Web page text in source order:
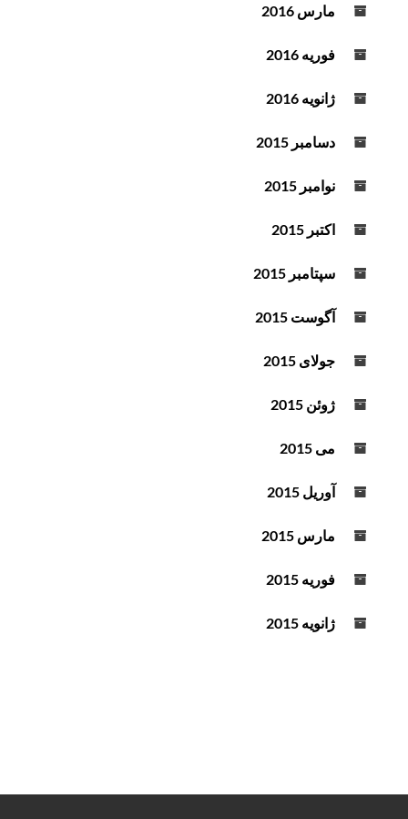
مارس 2016
فوریه 2016
ژانویه 2016
دسامبر 2015
نوامبر 2015
اکتبر 2015
سپتامبر 2015
آگوست 2015
جولای 2015
ژوئن 2015
می 2015
آوریل 2015
مارس 2015
فوریه 2015
ژانویه 2015